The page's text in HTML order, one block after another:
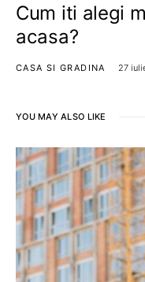
Cum iti alegi
acasa?
CASA SI GRADINA 27
YOU MAY ALSO LIKE